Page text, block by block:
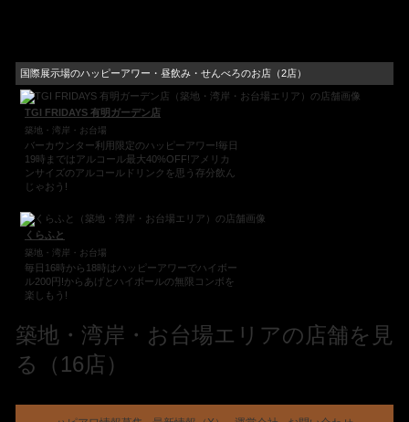
国際展示場のハッピーアワー・昼飲み・せんべろのお店（2店）
TGI FRIDAYS 有明ガーデン店
築地・湾岸・お台場
バーカウンター利用限定のハッピーアワー!毎日
19時まではアルコール最大40%OFF!アメリカ
ンサイズのアルコールドリンクを思う存分飲ん
じゃおう!
くらふと
築地・湾岸・お台場
毎日16時から18時はハッピーアワーでハイボー
ル200円!からあげとハイボールの無限コンボを
楽しもう!
築地・湾岸・お台場エリアの店舗を見
る（16店）